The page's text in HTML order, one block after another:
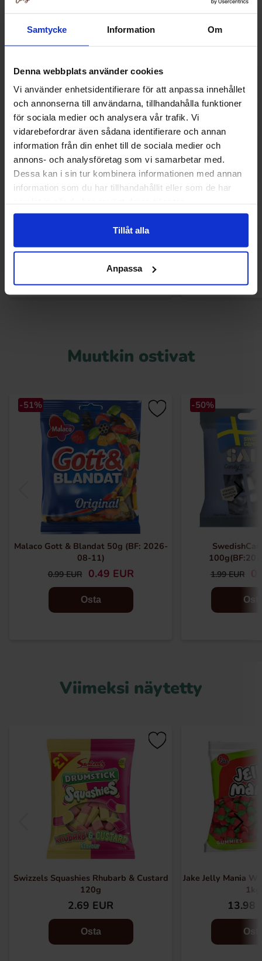
Samtycke Information Om
Denna webbplats använder cookies
Vi använder enhetsidentifierare för att anpassa innehållet
och annonserna till användarna, tillhandahålla funktioner
för sociala medier och analysera vår trafik. Vi
vidarebefordrar även sådana identifierare och annan
information från din enhet till de sociala medier och
annons- och analysföretag som vi samarbetar med.
Dessa kan i sin tur kombinera informationen med annan
information som du har tillhandahållit eller som de har
Tillåt alla
Anpassa
2.29 EUR
Muutkin ostivat
-51%
Malaco Gott & Blandat 50g (BF: 2026-
08-11)
0.99 EUR 0.49 EUR
Osta
-50%
1.99 EUR
Viimeksi näytetty
Swizzels Squashies Rhubarb & Custard
120g
2.69 EUR
Osta
Jake Jelly Mania
1kg
13.98